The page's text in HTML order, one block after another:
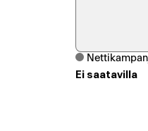
Ei saatavilla